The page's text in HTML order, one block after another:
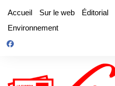
contenu
Accueil Sur le web Éditorial
Environnement